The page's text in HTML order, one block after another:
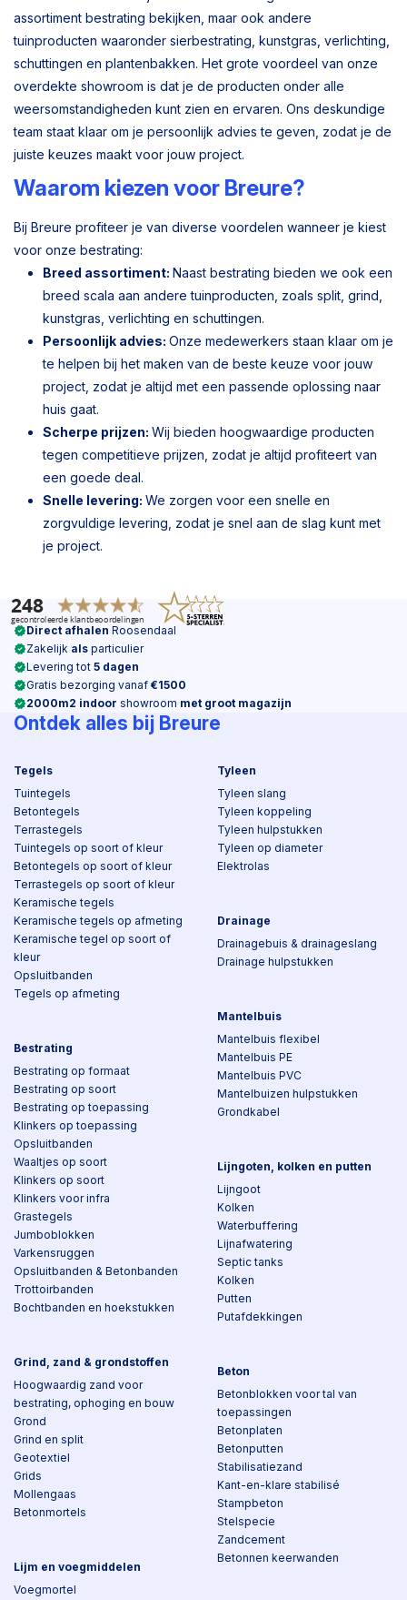
assortiment bestrating bekijken, maar ook andere
tuinproducten waaronder sierbestrating, kunstgras, verlichting,
schuttingen en plantenbakken. Het grote voordeel van onze
overdekte showroom is dat je de producten onder alle
weersomstandigheden kunt zien en ervaren. Ons deskundige
team staat klaar om je persoonlijk advies te geven, zodat je de
juiste keuzes maakt voor jouw project.
Waarom kiezen voor Breure?
Bij Breure profiteer je van diverse voordelen wanneer je kiest
voor onze bestrating:
Breed assortiment: Naast bestrating bieden we ook een
breed scala aan andere tuinproducten, zoals split, grind,
kunstgras, verlichting en schuttingen.
Persoonlijk advies: Onze medewerkers staan klaar om je
te helpen bij het maken van de beste keuze voor jouw
project, zodat je altijd met een passende oplossing naar
huis gaat.
Scherpe prijzen: Wij bieden hoogwaardige producten
tegen competitieve prijzen, zodat je altijd profiteert van
een goede deal.
Snelle levering: We zorgen voor een snelle en
zorgvuldige levering, zodat je snel aan de slag kunt met
je project.
Direct afhalen Roosendaal
Zakelijk als particulier
Levering tot 5 dagen
Gratis bezorging vanaf €1500
2000m2 indoor showroom met groot magazijn
Ontdek alles bij Breure
Tegels
Tuintegels
Betontegels
Terrastegels
Tuintegels op soort of kleur
Betontegels op soort of kleur
Terrastegels op soort of kleur
Keramische tegels
Keramische tegels op afmeting
Keramische tegel op soort of
kleur
Opsluitbanden
Tegels op afmeting
Bestrating
Bestrating op formaat
Bestrating op soort
Bestrating op toepassing
Klinkers op toepassing
Opsluitbanden
Waaltjes op soort
Klinkers op soort
Klinkers voor infra
Grastegels
Jumboblokken
Varkensruggen
Opsluitbanden & Betonbanden
Trottoirbanden
Bochtbanden en hoekstukken
Grind, zand & grondstoffen
Hoogwaardig zand voor
bestrating, ophoging en bouw
Grond
Grind en split
Geotextiel
Grids
Mollengaas
Betonmortels
Lijm en voegmiddelen
Voegmortel
Tyleen
Tyleen slang
Tyleen koppeling
Tyleen hulpstukken
Tyleen op diameter
Elektrolas
Drainage
Drainagebuis & drainageslang
Drainage hulpstukken
Mantelbuis
Mantelbuis flexibel
Mantelbuis PE
Mantelbuis PVC
Mantelbuizen hulpstukken
Grondkabel
Lijngoten, kolken en putten
Lijngoot
Kolken
Waterbuffering
Lijnafwatering
Septic tanks
Kolken
Putten
Putafdekkingen
Beton
Betonblokken voor tal van
toepassingen
Betonplaten
Betonputten
Stabilisatiezand
Kant-en-klare stabilisé
Stampbeton
Stelspecie
Zandcement
Betonnen keerwanden